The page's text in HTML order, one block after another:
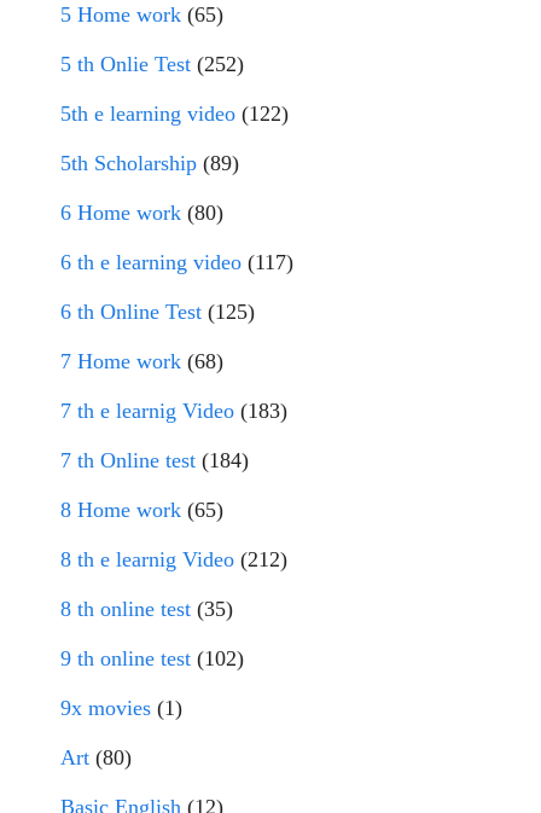
5 Home work (65)
5 th Onlie Test (252)
5th e learning video (122)
5th Scholarship (89)
6 Home work (80)
6 th e learning video (117)
6 th Online Test (125)
7 Home work (68)
7 th e learnig Video (183)
7 th Online test (184)
8 Home work (65)
8 th e learnig Video (212)
8 th online test (35)
9 th online test (102)
9x movies (1)
Art (80)
Basic English (12)